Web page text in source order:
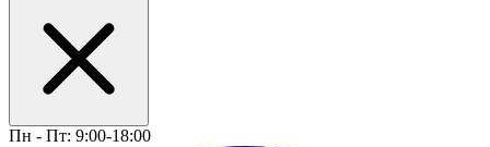
Пн - Пт: 9:00-18:00